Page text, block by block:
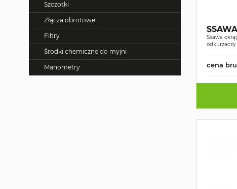
Szczotki
Złącza obrotowe
Filtry
Środki chemiczne do myjni
Manometry
Ssawa
cena